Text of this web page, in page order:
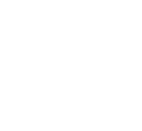
Handelspartner